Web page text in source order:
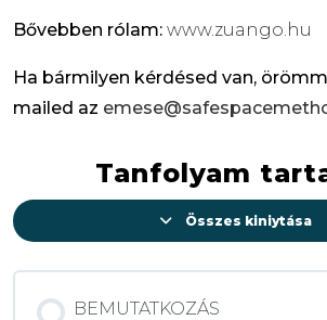
Bővebben rólam: www.zuango.hu
Ha bármilyen kérdésed van,
mailed az
Tanfolyam
Összes kiniytása
Lecke
BEMUTATKOZÁS